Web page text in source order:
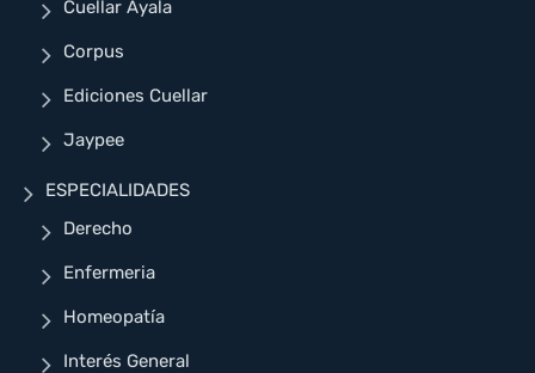
Cuellar Ayala
Corpus
Ediciones Cuellar
Jaypee
ESPECIALIDADES
Derecho
Enfermeria
Homeopatía
Interés General